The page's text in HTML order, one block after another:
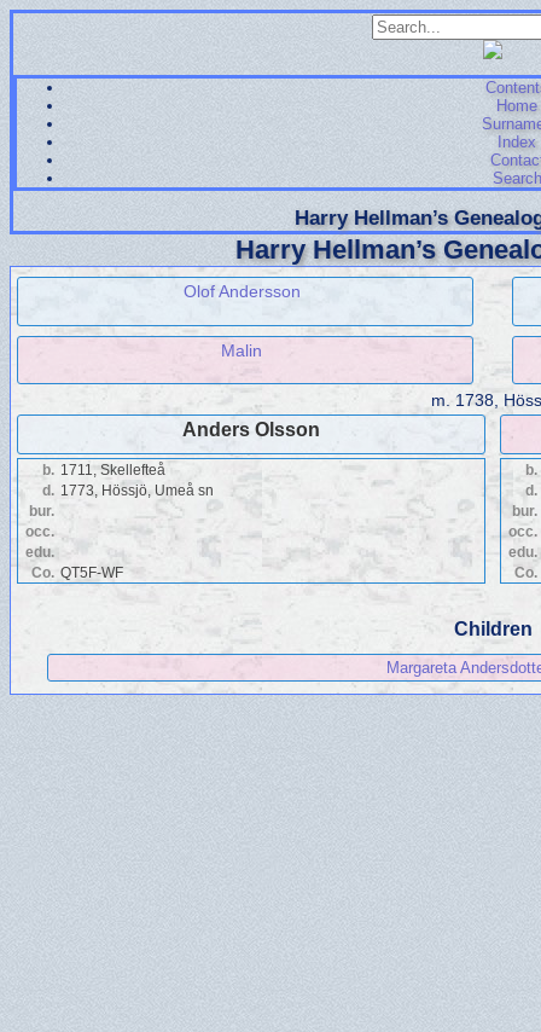
Home
Index
Search
Harry Hellman’s
Harry Hellman’s
Olof Andersson
Malin
m. 1738,
Anders Olsson
b. 1711, Skellefteå
d. 1773, Hössjö, Umeå sn
bur.
occ.
edu.
Co. QT5F-WF
b.
d.
bur.
occ.
edu.
Co.
Children
Margareta